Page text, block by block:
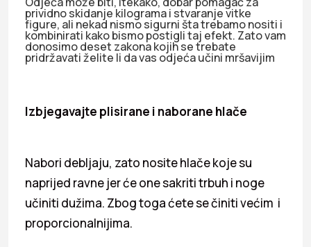
prividno skidanje kilograma i stvaranje vitke
figure, ali nekad nismo sigurni šta trebamo nositi i
kombinirati kako bismo postigli taj efekt. Zato vam
donosimo deset zakona kojih se trebate
pridržavati želite li da vas odjeća učini mršavijim
Izbjegavajte plisirane i naborane hlače
Nabori debljaju, zato nosite hlače koje su
naprijed ravne jer će one sakriti trbuh i noge
učiniti dužima. Zbog toga ćete se činiti većim i
proporcionalnijima.